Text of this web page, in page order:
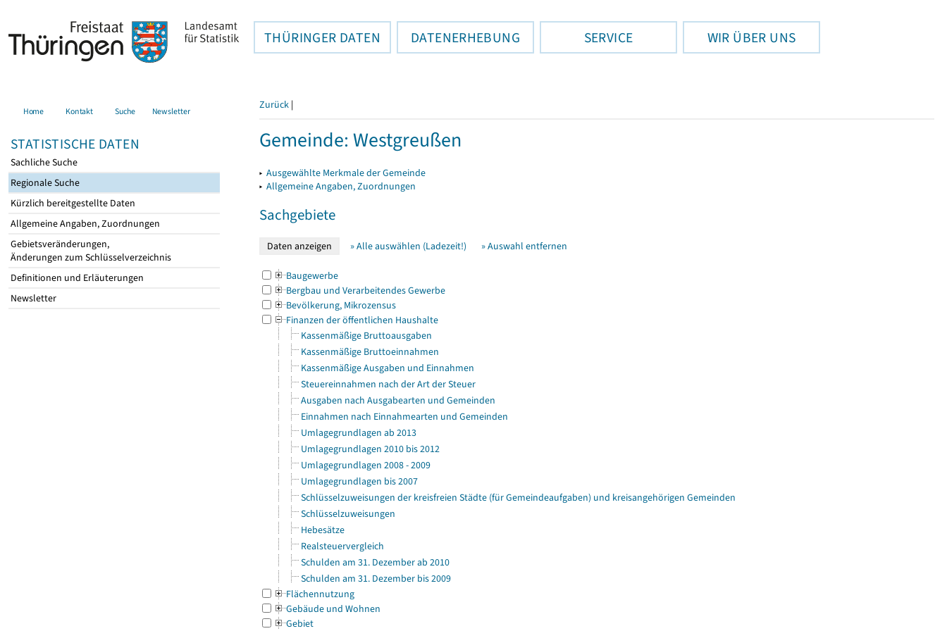
THÜRINGER DATEN DATENERHEBUNG SERVICE WIR ÜBER UNS
Home Kontakt Suche Newsletter
STATISTISCHE DATEN
Sachliche Suche
Regionale Suche
Kürzlich bereitgestellte Daten
Allgemeine Angaben, Zuordnungen
Gebietsveränderungen,
Änderungen zum Schlüsselverzeichnis
Definitionen und Erläuterungen
Newsletter
Zurück |
Gemeinde: Westgreußen
▸ Ausgewählte Merkmale der Gemeinde
▸ Allgemeine Angaben, Zuordnungen
Sachgebiete
» Alle auswählen (Ladezeit!) » Auswahl entfernen
Baugewerbe
Bergbau und Verarbeitendes Gewerbe
Bevölkerung, Mikrozensus
Finanzen der öffentlichen Haushalte
Kassenmäßige Bruttoausgaben
Kassenmäßige Bruttoeinnahmen
Kassenmäßige Ausgaben und Einnahmen
Steuereinnahmen nach der Art der Steuer
Ausgaben nach Ausgabearten und Gemeinden
Einnahmen nach Einnahmearten und Gemeinden
Umlagegrundlagen ab 2013
Umlagegrundlagen 2010 bis 2012
Umlagegrundlagen 2008 - 2009
Umlagegrundlagen bis 2007
Schlüsselzuweisungen der kreisfreien Städte (für Gemeindeaufgaben) und kreisangehörigen Gemeinden
Schlüsselzuweisungen
Hebesätze
Realsteuervergleich
Schulden am 31. Dezember ab 2010
Schulden am 31. Dezember bis 2009
Flächennutzung
Gebäude und Wohnen
Gebiet